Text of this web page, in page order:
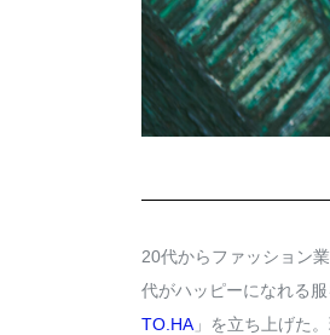
20代からファッション
代がハッピーになれる
TO.HA 」を立ち上げた